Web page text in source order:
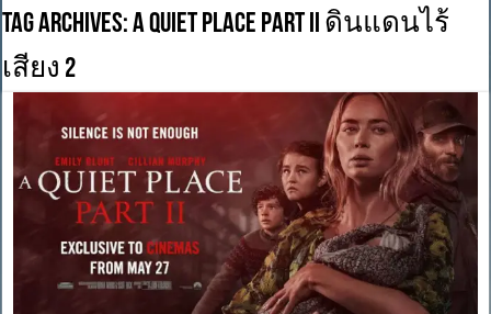
Tag Archives:A Quiet Place Part II ดินแดนไร้
เสียง 2